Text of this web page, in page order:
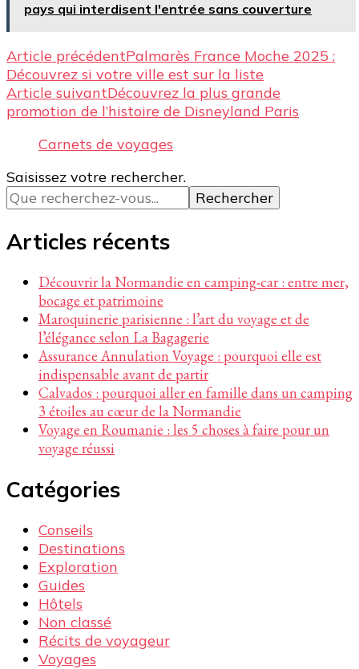
pays qui interdisent l'entrée sans couverture
Navigation
d’article
Article précédentPalmarès France Moche 2025 :
Découvrez si votre ville est sur la liste
Article suivantDécouvrez la plus grande
promotion de l’histoire de Disneyland Paris
Carnets de voyages
Vous
recherchiez
quelque
chose ?
Saisissez votre rechercher.
Articles récents
Découvrir la Normandie en camping-car : entre mer,
bocage et patrimoine
Maroquinerie parisienne : l’art du voyage et de
l’élégance selon La Bagagerie
Assurance Annulation Voyage : pourquoi elle est
indispensable avant de partir
Calvados : pourquoi aller en famille dans un camping
3 étoiles au cœur de la Normandie
Voyage en Roumanie : les 5 choses à faire pour un
voyage réussi
Catégories
Conseils
Destinations
Exploration
Guides
Hôtels
Non classé
Récits de voyageur
Voyages